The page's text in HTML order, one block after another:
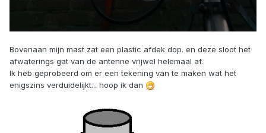
Bovenaan mijn mast zat een plastic afdek dop. en deze sloot het
afwaterings gat van de antenne vrijwel helemaal af.
Ik heb geprobeerd om er een tekening van te maken wat het
enigszins verduidelijkt... hoop ik dan